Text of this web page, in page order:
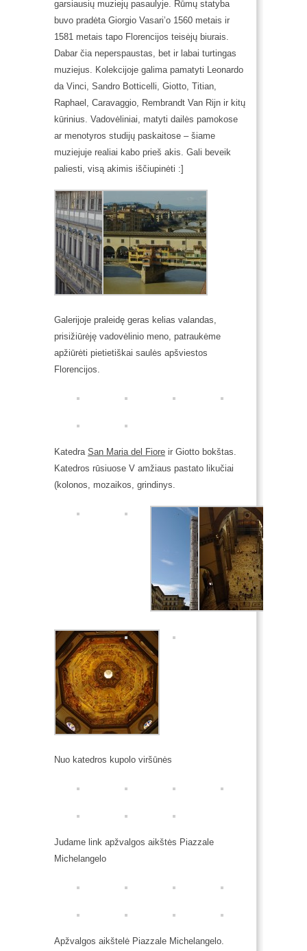
garsiausių muziejų pasaulyje. Rūmų statyba
buvo pradėta Giorgio Vasari’o 1560 metais ir
1581 metais tapo Florencijos teisėjų biurais.
Dabar čia neperspaustas, bet ir labai turtingas
muziejus. Kolekcijoje galima pamatyti Leonardo
da Vinci, Sandro Botticelli, Giotto, Titian,
Raphael, Caravaggio, Rembrandt Van Rijn ir kitų
kūrinius. Vadovėliniai, matyti dailės pamokose
ar menotyros studijų paskaitose – šiame
muziejuje realiai kabo prieš akis. Gali beveik
paliesti, visą akimis iščiupinėti :]
Galerijoje praleidę geras kelias valandas,
prisižiūrėję vadovėlinio meno, patraukėme
apžiūrėti pietietiškai saulės apšviestos
Florencijos.
Katedra San Maria del Fiore ir Giotto bokštas.
Katedros rūsiuose V amžiaus pastato likučiai
(kolonos, mozaikos, grindinys.
Nuo katedros kupolo viršūnės
Judame link apžvalgos aikštės Piazzale
Michelangelo
Apžvalgos aikštelė Piazzale Michelangelo.